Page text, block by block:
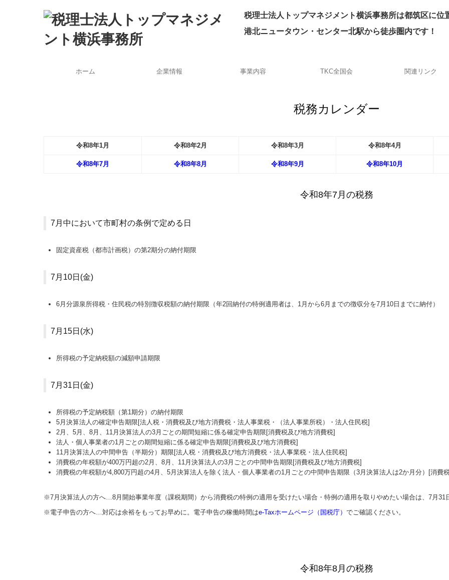
税理士法人トップマネジメント横浜事務所は都筑区に位
港北ニュータウン・センター北駅から徒歩圏内です！
ホーム 企業情報 事業内容 TKC全国会 関連リンク
税務カレンダー
令和8年1月 令和8年2月 令和8年3月 令和8年4月
令和8年7月 令和8年8月 令和8年9月 令和8年10月
令和8年7月の税務
7月中において市町村の条例で定める日
固定資産税（都市計画税）の第2期分の納付期限
7月10日(金)
6月分源泉所得税・住民税の特別徴収税額の納付期限（年2回納付の特例適用者は、1月から6月までの徴収分を7月10日までに納付）
7月15日(水)
所得税の予定納税額の減額申請期限
7月31日(金)
所得税の予定納税額（第1期分）の納付期限
5月決算法人の確定申告期限[法人税・消費税及び地方消費税・法人事業税・（法人事業所税）・法人住民税]
2月、5月、8月、11月決算法人の3月ごとの期間短縮に係る確定申告期限[消費税及び地方消費税]
法人・個人事業者の1月ごとの期間短縮に係る確定申告期限[消費税及び地方消費税]
11月決算法人の中間申告（半期分）期限[法人税・消費税及び地方消費税・法人事業税・法人住民税]
消費税の年税額が400万円超の2月、8月、11月決算法人の3月ごとの中間申告期限[消費税及び地方消費税]
消費税の年税額が4,800万円超の4月、5月決算法人を除く法人・個人事業者の1月ごとの中間申告期限（3月決算法人は2か月分）[消費
※7月決算法人の方へ…8月開始事業年度（課税期間）から消費税の特例の適用を受けたい場合・特例の適用を取りやめたい場合は、7月31
※電子申告の方へ…対応は余裕をもってお早めに。電子申告の稼働時間はe-Taxホームページ（国税庁） でご確認ください。
令和8年8月の税務